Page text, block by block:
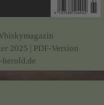
2025 | PDF-Version